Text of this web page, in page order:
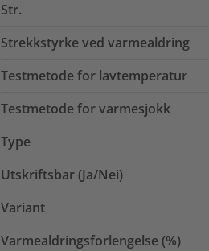
Str.
Strekkstyrke ved varmealdring
Testmetode for lavtemperatur
Testmetode for varmesjokk
Type
Utskriftsbar (Ja/Nei)
Variant
Varmealdringsforlengelse (%)